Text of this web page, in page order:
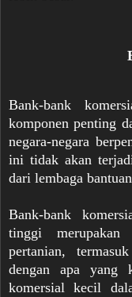
Bank-bank
komponen penting
negara-negara
ini tidak akan
dari lembaga
Bank-bank
tinggi
pertanian,
dengan apa yang
komersial kecil